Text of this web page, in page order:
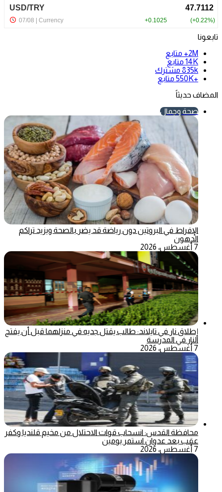
تابعونا
2M+
متابع
14K متابع
835k مشترك
+550K
متابع
المضاف حديثاً
صحة وجمال
الإفراط في البروتين دون رياضة قد يضر بالصحة ويزيد تراكم
الدهون
7 أغسطس، 2026
إطلاق نار في تايلاند: طالب يقتل جديه في منزلهما قبل أن يفتح
النار في المدرسة
7 أغسطس، 2026
محافظة القدس: انسحاب قوات الاحتلال من مخيم قلنديا وكفر
عقب بعد عدوان استمر يومين
7 أغسطس، 2026